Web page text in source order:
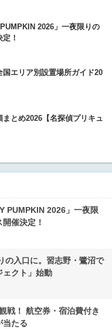
2026」一夜限りの
！
エリア別設置場所ガイド20
とめ2026【名探偵プリキュ
PUMPKIN 2026」一夜限
催決定！
の入口に。習志野・鷺沼で
ェクト」始動
戦！ 航空券・宿泊費付き
当たる